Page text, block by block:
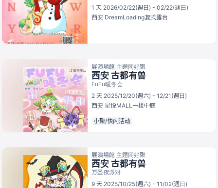
1 天 2026/02/22(週日) - 02/22(週日)
西安 DreamLoading复式露台
展演場館 主題同好聚
西安 古都有兽
FuFu暖冬会
2 天 2025/12/20(週六) - 12/21(週日)
西安 星悦MALL一楼中庭
小聚/快闪活动
展演場館 主題同好聚
西安 古都有兽
万圣夜派对
9 天 2025/10/25(週六) - 11/02(週日)